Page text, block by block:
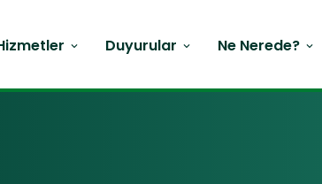
expand_more Duyurular expand_more Ne Nerede? expand_more